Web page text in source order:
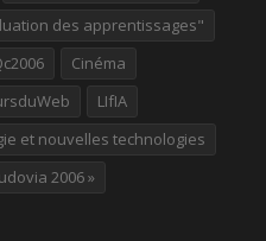
des apprentissages"
Cinéma
LIfIA
et nouvelles technologies
2006 »